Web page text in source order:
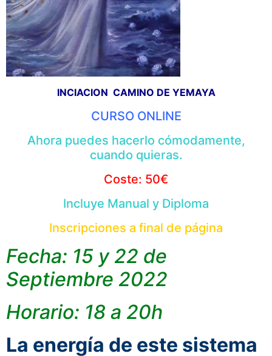
INCIACION CAMINO DE YEMAYA
CURSO ONLINE
Ahora puedes hacerlo cómodamente,
cuando quieras.
Coste: 50€
Incluye Manual y Diploma
Inscripciones a final de página
Fecha: 15 y 22 de
Septiembre 2022
Horario: 18 a 20h
La energía de este sistema